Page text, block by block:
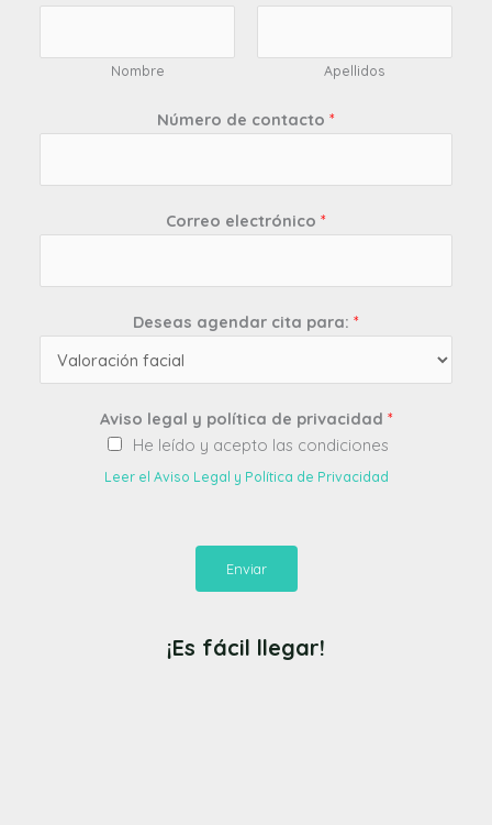
Nombre Apellidos
Número de contacto *
Correo electrónico *
Deseas agendar cita para: *
Aviso legal y política de privacidad *
He leído y acepto las condiciones
Leer el Aviso Legal y Política de Privacidad
Enviar
¡Es fácil llegar!